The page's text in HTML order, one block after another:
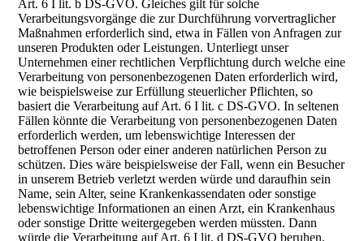
Art. 6 I lit. b DS-GVO. Gleiches gilt für solche
Verarbeitungsvorgänge die zur Durchführung vorvertraglicher
Maßnahmen erforderlich sind, etwa in Fällen von Anfragen zur
unseren Produkten oder Leistungen. Unterliegt unser
Unternehmen einer rechtlichen Verpflichtung durch welche eine
Verarbeitung von personenbezogenen Daten erforderlich wird,
wie beispielsweise zur Erfüllung steuerlicher Pflichten, so
basiert die Verarbeitung auf Art. 6 I lit. c DS-GVO. In seltenen
Fällen könnte die Verarbeitung von personenbezogenen Daten
erforderlich werden, um lebenswichtige Interessen der
betroffenen Person oder einer anderen natürlichen Person zu
schützen. Dies wäre beispielsweise der Fall, wenn ein Besucher
in unserem Betrieb verletzt werden würde und daraufhin sein
Name, sein Alter, seine Krankenkassendaten oder sonstige
lebenswichtige Informationen an einen Arzt, ein Krankenhaus
oder sonstige Dritte weitergegeben werden müssten. Dann
würde die Verarbeitung auf Art. 6 I lit. d DS-GVO beruhen.